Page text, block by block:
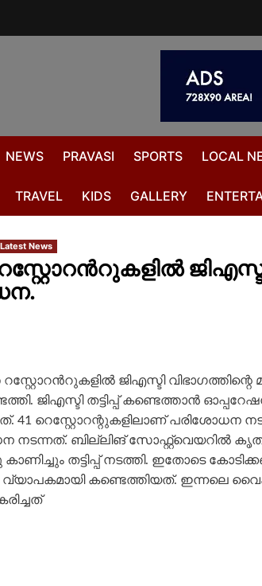
NEWS PRAVASI SPORTS LOCAL
TRAVEL KIDS GALLERY
Latest News
ജിഎസ്ടി
ജിഎസ്ടി വിഭാ​ഗത്തിന്റെ
ജിഎസ്ടി തട്ടിപ്പ് കണ്ടെത്താൻ
41 റെസ്റ്റോറന്റുകളിലാണ് പരിശോധന
ബില്ലിങ് സോഫ്റ്റ്‌വെയറിൽ
തട്ടിപ്പ് നടത്തി. ഇതോടെ
വ്യാപകമായി കണ്ടെത്തിയത്. ഇന്നലെ